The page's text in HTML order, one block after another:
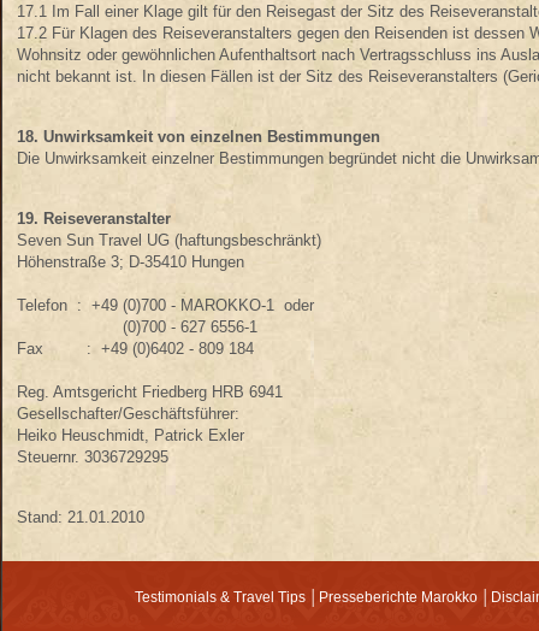
17.1 Im Fall einer Klage gilt für den Reisegast der Sitz des
17.2 Für Klagen des Reiseveranstalters gegen den Reisenden ist
Wohnsitz oder gewöhnlichen Aufenthaltsort nach Vertragsschluss ins
nicht bekannt ist. In diesen Fällen ist der Sitz des Reiseveranstalters
18. Unwirksamkeit von einzelnen Bestimmungen
Die Unwirksamkeit einzelner Bestimmungen begründet nicht die
19. Reiseveranstalter
Seven Sun Travel UG (haftungsbeschränkt)
Höhenstraße 3; D-35410 Hungen
Telefon : +49 (0)700 - MAROKKO-1 oder
(0)700 - 627 6556-1
Fax : +49 (0)6402 - 809 184
Reg. Amtsgericht Friedberg HRB 6941
Gesellschafter/Geschäftsführer:
Heiko Heuschmidt, Patrick Exler
Steuernr. 3036729295
Stand: 21.01.2010
Testimonials & Travel Tips Presseberichte Marokko